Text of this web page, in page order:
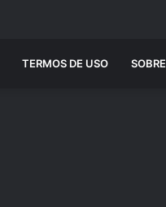
TERMOS DE USO SOBRE